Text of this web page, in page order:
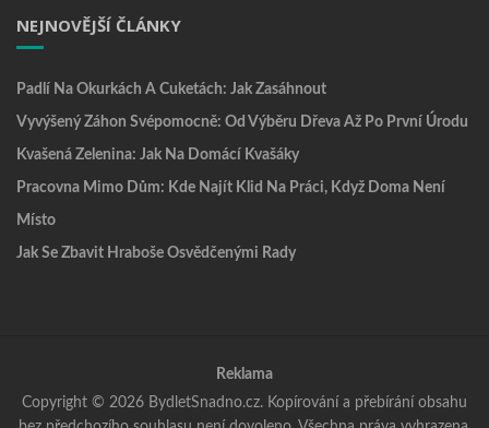
NEJNOVĚJŠÍ ČLÁNKY
Padlí Na Okurkách A Cuketách: Jak Zasáhnout
Vyvýšený Záhon Svépomocně: Od Výběru Dřeva Až Po První Úrodu
Kvašená Zelenina: Jak Na Domácí Kvašáky
Pracovna Mimo Dům: Kde Najít Klid Na Práci, Když Doma Není
Místo
Jak Se Zbavit Hraboše Osvědčenými Rady
Reklama
Copyright © 2026 BydletSnadno.cz. Kopírování a přebírání obsahu